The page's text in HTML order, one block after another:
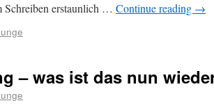
Schreiben erstaunlich … Continue reading →
– was ist das nun